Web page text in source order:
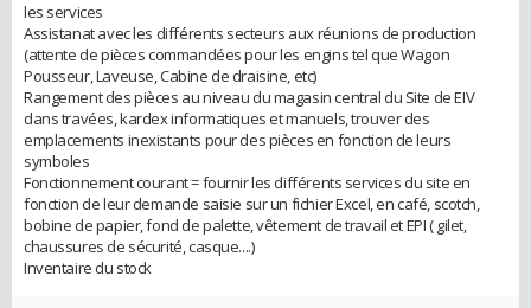
les services
Assistanat avec les différents secteurs aux réunions de production
(attente de pièces commandées pour les engins tel que Wagon
Pousseur, Laveuse, Cabine de draisine, etc)
Rangement des pièces au niveau du magasin central du Site de EIV
dans travées, kardex informatiques et manuels, trouver des
emplacements inexistants pour des pièces en fonction de leurs
symboles
Fonctionnement courant = fournir les différents services du site en
fonction de leur demande saisie sur un fichier Excel, en café, scotch,
bobine de papier, fond de palette, vêtement de travail et EPI ( gilet,
chaussures de sécurité, casque....)
Inventaire du stock